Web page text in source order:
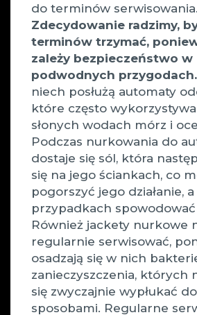
do terminów serwisowania.
Zdecydowanie radzimy,
terminów trzymać,
zależy bezpieczeństwo w
podwodnych przygodach.
niech posłużą automaty
które często
słonych wodach mórz i
Podczas nurkowania do
dostaje się sól, która
się na jego ściankach, co
pogorszyć jego działanie,
przypadkach
Również jackety nurkowe
regularnie serwisować,
osadzają się w nich
zanieczyszczenia, których
się zwyczajnie wypłukać
sposobami. Regularne